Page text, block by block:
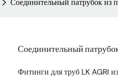
Соединительный патрубок из
Соединительный
Фитинги для труб LK AGRI